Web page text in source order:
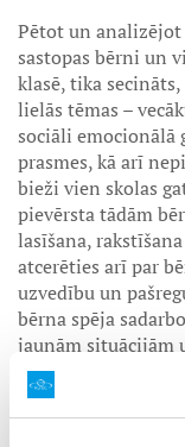
Pētot un
sastopas bērni un
klasē, tika
lielās tēmas –
sociāli emocionālā
prasmes, kā arī
bieži vien skolas
pievērsta tādām
lasīšana,
atcerēties arī par
uzvedību un
bērna spēja
jaunām situācijām
būtiski ietekmē
arī ieteikumus
mājās, kā runāt ar